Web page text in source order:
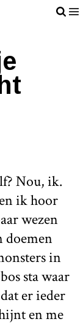
Nou, ik.
ik hoor
wezen
doemen
in
sta waar
er ieder
en me